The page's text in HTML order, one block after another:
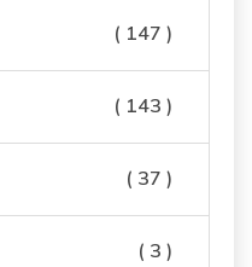
( 147 )
( 143 )
( 37 )
( 3 )